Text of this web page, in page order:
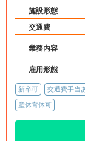
施設形態
交通費
業務内容
雇用形態
新卒可 交通費手当
産休育休可